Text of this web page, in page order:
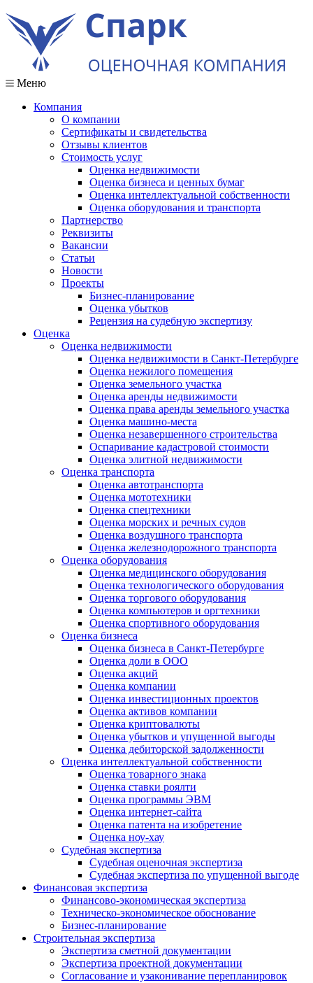
Меню
Компания
О компании
Сертификаты и свидетельства
Отзывы клиентов
Стоимость услуг
Оценка недвижимости
Оценка бизнеса и ценных бумаг
Оценка интеллектуальной собственности
Оценка оборудования и транспорта
Партнерство
Реквизиты
Вакансии
Статьи
Новости
Проекты
Бизнес-планирование
Оценка убытков
Рецензия на судебную экспертизу
Оценка
Оценка недвижимости
Оценка недвижимости в Санкт-Петербурге
Оценка нежилого помещения
Оценка земельного участка
Оценка аренды недвижимости
Оценка права аренды земельного участка
Оценка машино-места
Оценка незавершенного строительства
Оспаривание кадастровой стоимости
Оценка элитной недвижимости
Оценка транспорта
Оценка автотранспорта
Оценка мототехники
Оценка спецтехники
Оценка морских и речных судов
Оценка воздушного транспорта
Оценка железнодорожного транспорта
Оценка оборудования
Оценка медицинского оборудования
Оценка технологического оборудования
Оценка торгового оборудования
Оценка компьютеров и оргтехники
Оценка спортивного оборудования
Оценка бизнеса
Оценка бизнеса в Санкт-Петербурге
Оценка доли в ООО
Оценка акций
Оценка компании
Оценка инвестиционных проектов
Оценка активов компании
Оценка криптовалюты
Оценка убытков и упущенной выгоды
Оценка дебиторской задолженности
Оценка интеллектуальной собственности
Оценка товарного знака
Оценка ставки роялти
Оценка программы ЭВМ
Оценка интернет-сайта
Оценка патента на изобретение
Оценка ноу-хау
Судебная экспертиза
Судебная оценочная экспертиза
Судебная экспертиза по упущенной выгоде
Финансовая экспертиза
Финансово-экономическая экспертиза
Техническо-экономическое обоснование
Бизнес-планирование
Строительная экспертиза
Экспертиза сметной документации
Экспертиза проектной документации
Согласование и узаконивание перепланировок